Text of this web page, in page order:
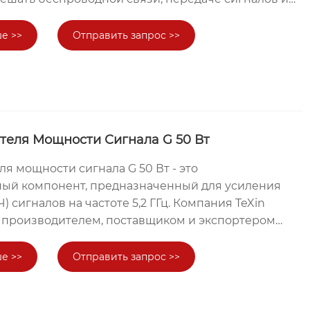
сигнала. Благодаря своей высокой выходной
широкий диапазон частот,
>> Отправить запрос >>
Мощности Сигнала G 50 Вт
мощности сигнала G 50 Вт - это
компонент, предназначенный для усиления
сигналов на частоте 5,2 ГГц. Компания TeXin
поставщиком и экспортером
удовлетворяем запросы многих клиентов.
>> Отправить запрос >>